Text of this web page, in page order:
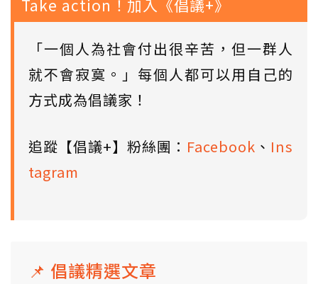
Take action！加入《倡議+》
「一個人為社會付出很辛苦，但一群人
就不會寂寞。」每個人都可以用自己的
方式成為倡議家！
追蹤【倡議+】粉絲團： Facebook 、 Ins
tagram
📌 倡議精選文章